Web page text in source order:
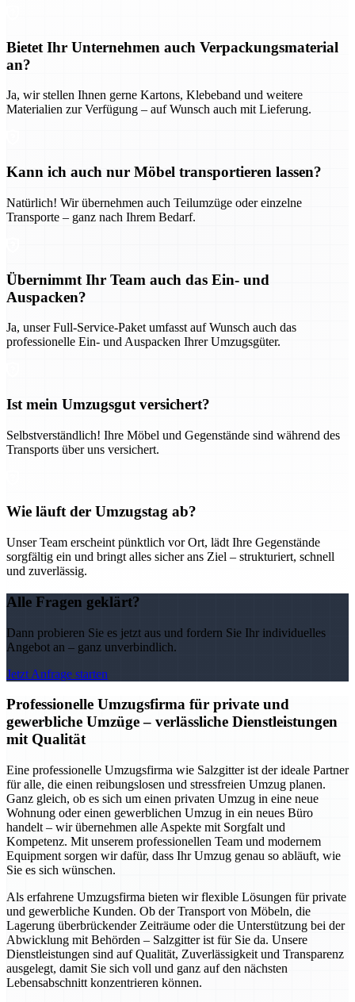
Bietet Ihr Unternehmen auch Verpackungsmaterial
an?
Ja, wir stellen Ihnen gerne Kartons, Klebeband und weitere
Materialien zur Verfügung – auf Wunsch auch mit Lieferung.
Kann ich auch nur Möbel transportieren lassen?
Natürlich! Wir übernehmen auch Teilumzüge oder einzelne
Transporte – ganz nach Ihrem Bedarf.
Übernimmt Ihr Team auch das Ein- und
Auspacken?
Ja, unser Full-Service-Paket umfasst auf Wunsch auch das
professionelle Ein- und Auspacken Ihrer Umzugsgüter.
Ist mein Umzugsgut versichert?
Selbstverständlich! Ihre Möbel und Gegenstände sind während des
Transports über uns versichert.
Wie läuft der Umzugstag ab?
Unser Team erscheint pünktlich vor Ort, lädt Ihre Gegenstände
sorgfältig ein und bringt alles sicher ans Ziel – strukturiert, schnell
und zuverlässig.
Alle Fragen geklärt?
Dann probieren Sie es jetzt aus und fordern Sie Ihr individuelles
Angebot an – ganz unverbindlich.
Jetzt Anfrage starten
Professionelle Umzugsfirma für private und
gewerbliche Umzüge – verlässliche Dienstleistungen
mit Qualität
Eine professionelle Umzugsfirma wie Salzgitter ist der ideale Partner
für alle, die einen reibungslosen und stressfreien Umzug planen.
Ganz gleich, ob es sich um einen privaten Umzug in eine neue
Wohnung oder einen gewerblichen Umzug in ein neues Büro
handelt – wir übernehmen alle Aspekte mit Sorgfalt und
Kompetenz. Mit unserem professionellen Team und modernem
Equipment sorgen wir dafür, dass Ihr Umzug genau so abläuft, wie
Sie es sich wünschen.
Als erfahrene Umzugsfirma bieten wir flexible Lösungen für private
und gewerbliche Kunden. Ob der Transport von Möbeln, die
Lagerung überbrückender Zeiträume oder die Unterstützung bei der
Abwicklung mit Behörden – Salzgitter ist für Sie da. Unsere
Dienstleistungen sind auf Qualität, Zuverlässigkeit und Transparenz
ausgelegt, damit Sie sich voll und ganz auf den nächsten
Lebensabschnitt konzentrieren können.